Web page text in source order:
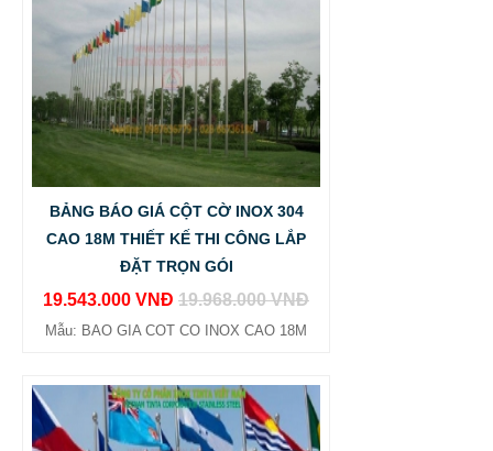
BẢNG BÁO GIÁ CỘT CỜ INOX 304
CAO 18M THIẾT KẾ THI CÔNG LẮP
ĐẶT TRỌN GÓI
19.543.000 VNĐ 19.968.000 VNĐ
Mẫu: BAO GIA COT CO INOX CAO 18M